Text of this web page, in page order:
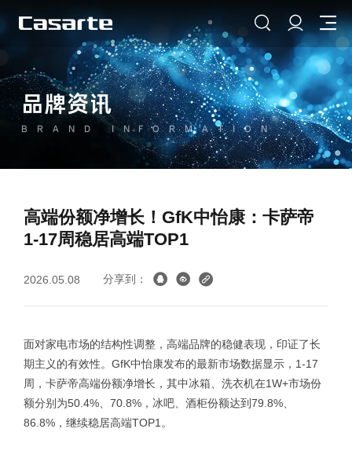
品牌资讯
BRAND INFORMATION
高端份额净增长！GfK中怡康：卡萨帝
1-17周稳居高端TOP1
2026.05.08 分享到：
面对家电市场的结构性调整，高端品牌的稳健表现，印证了长
期主义的有效性。GfK中怡康发布的最新市场数据显示，1-17
周，卡萨帝高端份额净增长，其中冰箱、洗衣机在1W+市场份
额分别为50.4%、70.8%，冰吧、酒柜份额达到79.8%、
86.8%，继续稳居高端TOP1。